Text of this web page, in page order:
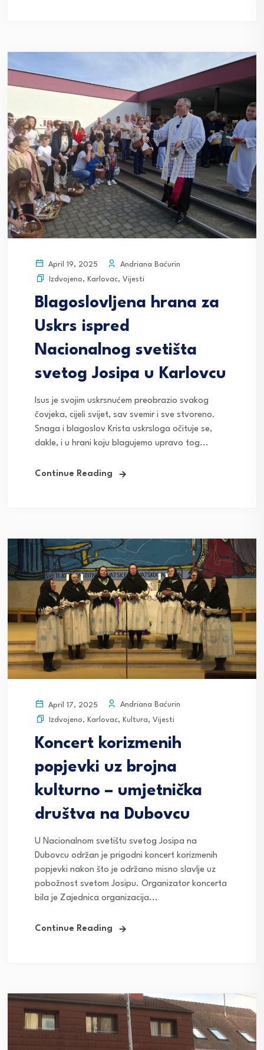
April 19, 2025
Andriana Baćurin
Izdvojeno, Karlovac, Vijesti
Blagoslovljena hrana za
Uskrs ispred
Nacionalnog svetišta
svetog Josipa u Karlovcu
Isus je svojim uskrsnućem preobrazio svakog
čovjeka, cijeli svijet, sav svemir i sve stvoreno.
Snaga i blagoslov Krista uskrsloga očituje se,
dakle, i u hrani koju blagujemo upravo tog...
Continue Reading
April 17, 2025
Andriana Baćurin
Izdvojeno, Karlovac, Kultura, Vijesti
Koncert korizmenih
popjevki uz brojna
kulturno – umjetnička
društva na Dubovcu
U Nacionalnom svetištu svetog Josipa na
Dubovcu održan je prigodni koncert korizmenih
popjevki nakon što je održano misno slavlje uz
pobožnost svetom Josipu. Organizator koncerta
bila je Zajednica organizacija...
Continue Reading